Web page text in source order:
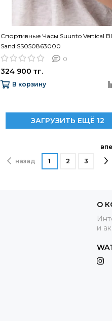
Спортивные Часы Suunto Vertical
Sand SS050863000
0
324 900 тг.
В корзину
ЗАГРУЗИТЬ ЕЩЁ 12
назад 1 2 3
О
и